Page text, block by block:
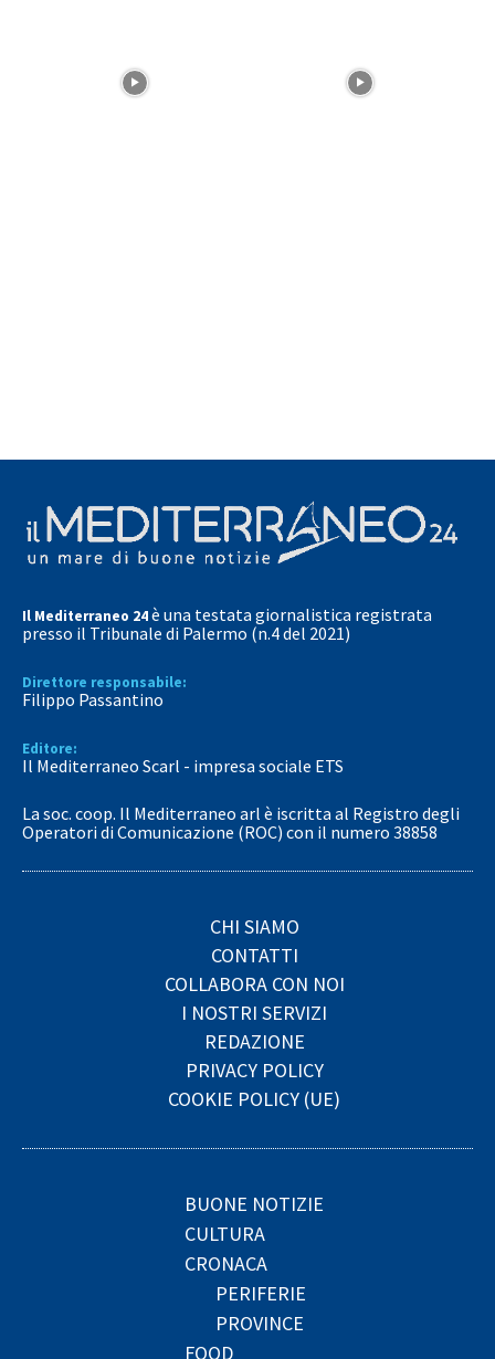
Il Mediterraneo 24è una testata giornalistica registrata
presso il Tribunale di Palermo (n.4 del 2021)
Direttore responsabile:
Filippo Passantino
Editore:
Il Mediterraneo Scarl - impresa sociale ETS
La soc. coop. Il Mediterraneo arl è iscritta al Registro degli
Operatori di Comunicazione (ROC) con il numero 38858
CHI SIAMO
CONTATTI
COLLABORA CON NOI
I NOSTRI SERVIZI
REDAZIONE
PRIVACY POLICY
COOKIE POLICY (UE)
BUONE NOTIZIE
CULTURA
CRONACA
PERIFERIE
PROVINCE
FOOD